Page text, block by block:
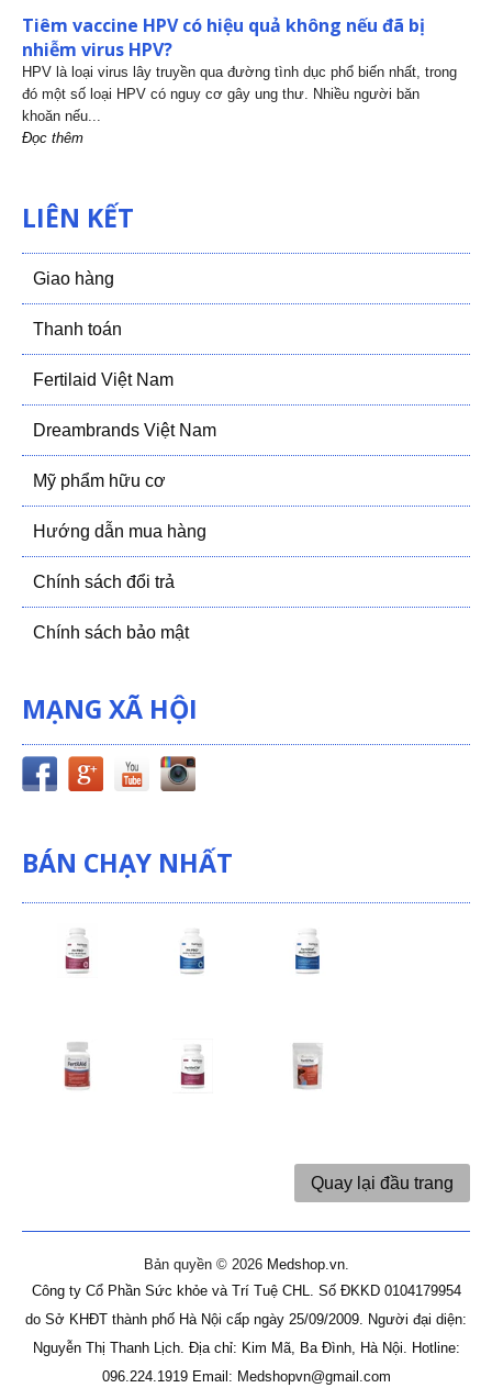
Tiêm vaccine HPV có hiệu quả không nếu đã bị
nhiễm virus HPV?
HPV là loại virus lây truyền qua đường tình dục phổ biến nhất, trong
đó một số loại HPV có nguy cơ gây ung thư. Nhiều người băn
khoăn nếu...
Đọc thêm
LIÊN KẾT
Giao hàng
Thanh toán
Fertilaid Việt Nam
Dreambrands Việt Nam
Mỹ phẩm hữu cơ
Hướng dẫn mua hàng
Chính sách đổi trả
Chính sách bảo mật
MẠNG XÃ HỘI
BÁN CHẠY NHẤT
Quay lại đầu trang
Bản quyền © 2026 Medshop.vn.
Công ty Cổ Phần Sức khỏe và Trí Tuệ CHL. Số ĐKKD 0104179954
do Sở KHĐT thành phố Hà Nội cấp ngày 25/09/2009. Người đại diện:
Nguyễn Thị Thanh Lịch. Địa chỉ: Kim Mã, Ba Đình, Hà Nội. Hotline:
096.224.1919 Email: Medshopvn@gmail.com